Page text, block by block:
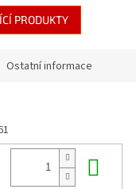
PRODUKTY
Ostatní informace